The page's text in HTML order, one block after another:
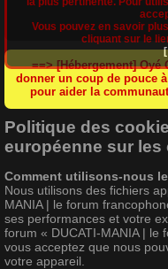
==> [Hébergement]
donner un coup de pouce
pour aider la
Politique des
européenne sur les
Comment utilisons-nous
Nous utilisons des fichiers
MANIA | le forum
ses performances et votre
forum « DUCATI-MANIA | le
vous acceptez que nous
votre appareil.
Vous pouvez en savoir
cliquant sur le
[